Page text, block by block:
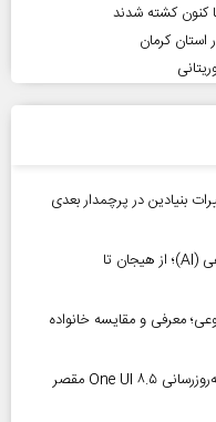
تغییرات بنیادین در پرچمدار بعدی
رشد خیره‌کننده بازار توکن‌های هوش مصنوعی (AI)؛ از هیجان تا
معرفی و مقایسه خانواده
بحران باتری در گوشی‌های سامسونگ؛ آیا به‌روزرسانی One UI ۸.۵ مقصر